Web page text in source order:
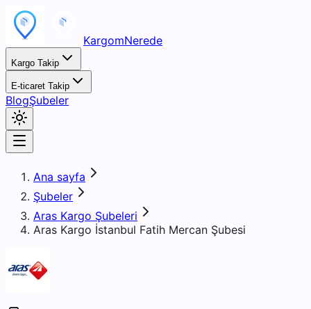
KargomNerede
Kargo Takip
E-ticaret Takip
BlogŞubeler
Ana sayfa
Şubeler
Aras Kargo Şubeleri
Aras Kargo İstanbul Fatih Mercan Şubesi